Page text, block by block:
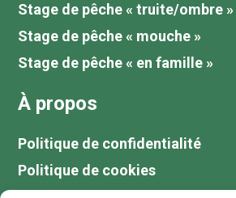
Stage de pêche « truite/ombre »
Stage de pêche « mouche »
Stage de pêche « en famille »
À propos
Politique de confidentialité
Politique de cookies